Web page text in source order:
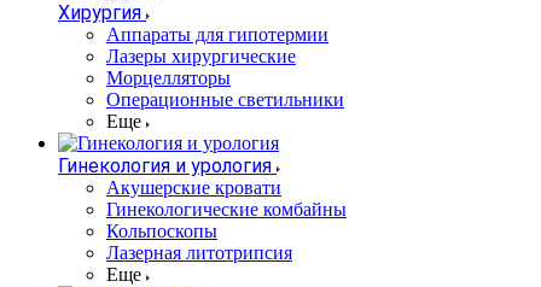
Хирургия
Аппараты для гипотермии
Лазеры хирургические
Морцелляторы
Операционные светильники
Еще
Гинекология и урология
Акушерские кровати
Гинекологические комбайны
Кольпоскопы
Лазерная литотрипсия
Еще